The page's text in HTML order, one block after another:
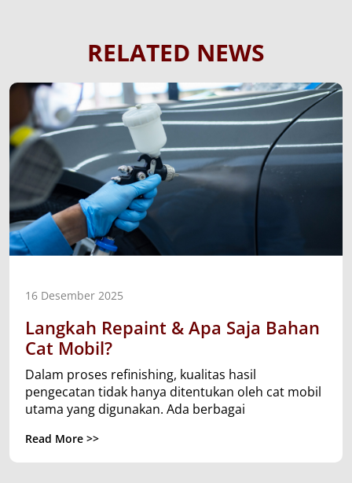
RELATED NEWS
16 Desember 2025
Langkah Repaint & Apa Saja Bahan
Cat Mobil?
Dalam proses refinishing, kualitas hasil
pengecatan tidak hanya ditentukan oleh cat mobil
utama yang digunakan. Ada berbagai
Read More >>